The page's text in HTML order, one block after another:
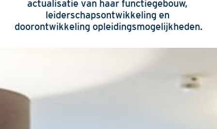
actualisatie van haar functiegebouw,
leiderschapsontwikkeling en
doorontwikkeling opleidingsmogelijkheden.